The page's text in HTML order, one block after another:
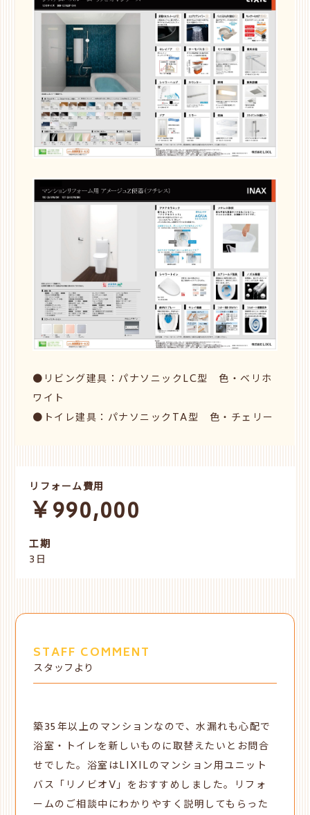
●リビング建具：パナソニックLC型 色・ベリホ
ワイト
●トイレ建具：パナソニックTA型 色・チェリー
リフォーム費用
￥990,000
工期
3日
STAFF COMMENT
スタッフより
築35年以上のマンションなので、水漏れも心配で
浴室・トイレを新しいものに取替えたいとお問合
せでした。浴室はLIXILのマンション用ユニット
バス「リノビオV」をおすすめしました。リフォ
ームのご相談中にわかりやすく説明してもらった